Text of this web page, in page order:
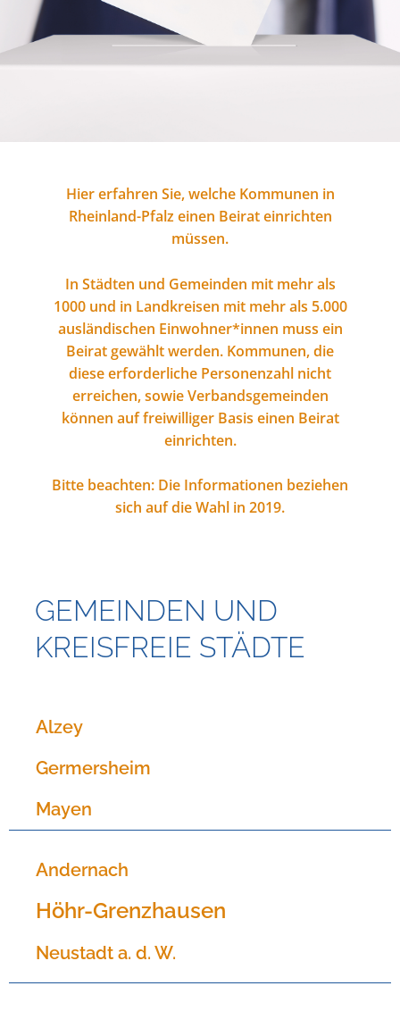
Hier erfahren Sie, welche Kommunen in
Rheinland-Pfalz einen Beirat einrichten
müssen.
In Städten und Gemeinden mit mehr als
1000 und in Landkreisen mit mehr als 5.000
ausländischen Einwohner*innen muss ein
Beirat gewählt werden. Kommunen, die
diese erforderliche Personenzahl nicht
erreichen, sowie Verbandsgemeinden
können auf freiwilliger Basis einen Beirat
einrichten.
Bitte beachten: Die Informationen beziehen
sich auf die Wahl in 2019.
GEMEINDEN UND
KREISFREIE STÄDTE
Alzey
Germersheim
Mayen
Andernach
Höhr-Grenzhausen
Neustadt a. d. W.